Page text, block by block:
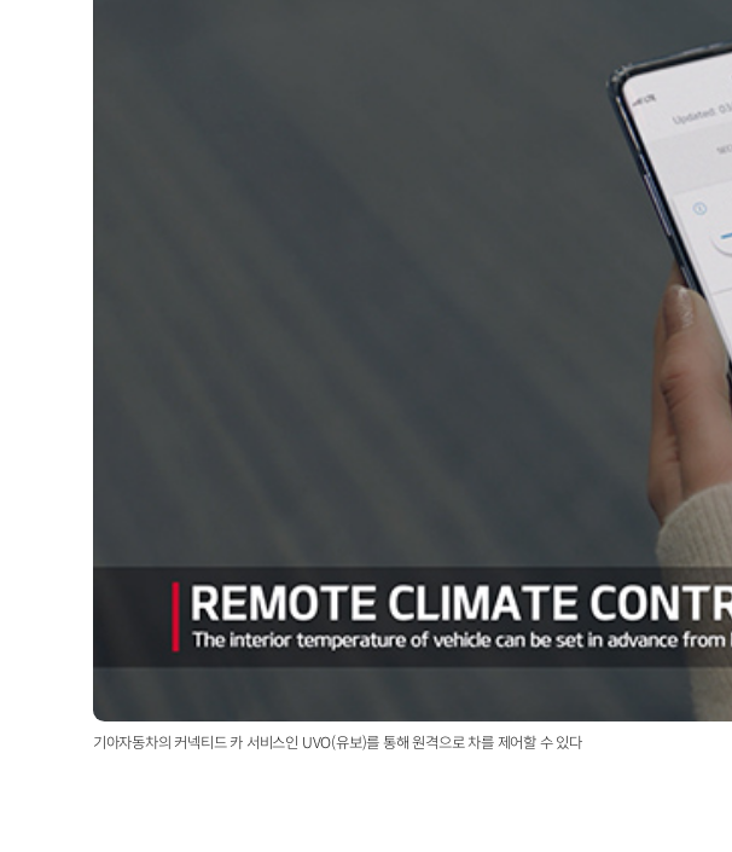
기아자동차의 커넥티드 카 서비스인 UVO(유보)를 통해 원격으로 차를 제어할 수 있다